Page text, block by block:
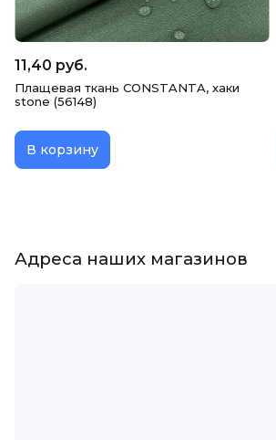
11,40 руб.
Плащевая ткань CONSTANTA, хаки
stone (56148)
В корзину
Адреса наших магазинов